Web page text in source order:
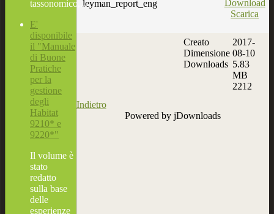
leyman_report_eng
Scarica
Creato
Dimensione
Downloads
2017-
08-10
5.83
MB
2212
Indietro
Powered by jDownloads
tassonomico,...
E'
disponibile
il "Manuale
di Buone
Pratiche
per la
gestione
degli
Habitat
9210* e
9220*"
Il volume è
stato
redatto
sulla base
delle
esperienze